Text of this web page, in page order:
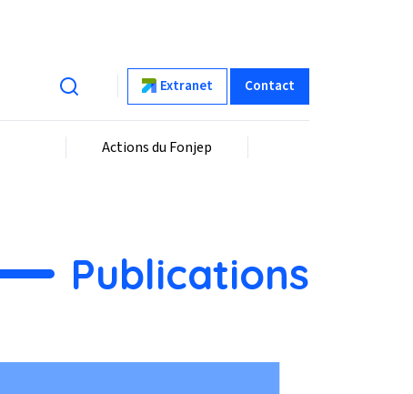
Extranet Contact
Actions du Fonjep
Publications